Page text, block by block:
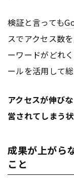
検証と言っても
スでアクセス数
ーワードがどれ
ールを活用して
アクセスが伸び
営されてしまう
成果が上がら
こと